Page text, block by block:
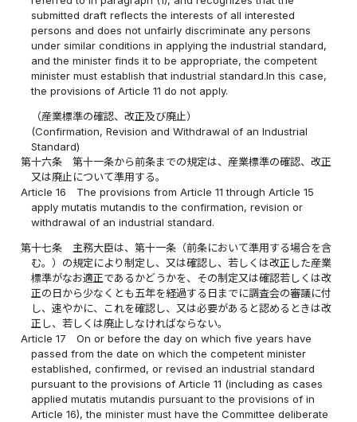
submitted draft reflects the interests of all interested
persons and does not unfairly discriminate any persons
under similar conditions in applying the industrial standard,
and the minister finds it to be appropriate, the competent
minister must establish that industrial standard.In this case,
the provisions of Article 11 do not apply.
（産業標準の確認、改正及び廃止）
(Confirmation, Revision and Withdrawal of an Industrial
Standard)
第十六条
第十一条から前条までの規定は、産業標準の確認、改正
又は廃止について準用する。
Article 16
The provisions from Article 11 through Article 15
apply mutatis mutandis to the confirmation, revision or
withdrawal of an industrial standard.
第十七条
主務大臣は、第十一条（前条において準用する場合を含
む。）の規定により制定し、又は確認し、若しくは改正した産業
標準がなお適正であるかどうかを、その制定又は確認若しくは改
正の日から少なくとも五年を経過する日までに調査会の審議に付
し、速やかに、これを確認し、又は必要があると認めるときは改
正し、若しくは廃止しなければならない。
Article 17
On or before the day on which five years have
passed from the date on which the competent minister
established, confirmed, or revised an industrial standard
pursuant to the provisions of Article 11 (including as cases
applied mutatis mutandis pursuant to the provisions of in
Article 16), the minister must have the Committee deliberate